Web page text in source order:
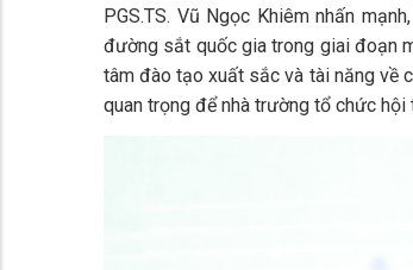
PGS.TS. Vũ Ngọc Khiêm nhấn
đường sắt quốc gia trong giai đoạn
tâm đào tạo xuất sắc và tài năng về
quan trọng để nhà trường tổ chức hội